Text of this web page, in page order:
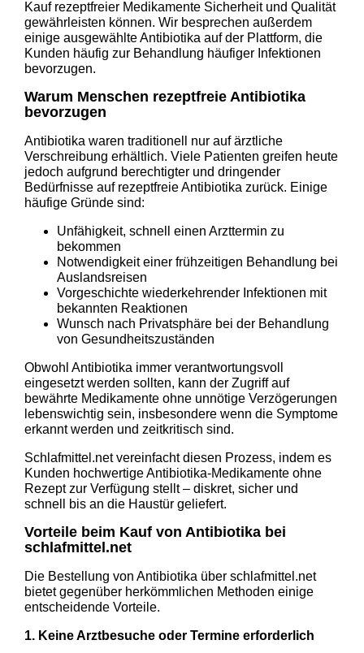
Kauf rezeptfreier Medikamente Sicherheit und Qualität
gewährleisten können. Wir besprechen außerdem
einige ausgewählte Antibiotika auf der Plattform, die
Kunden häufig zur Behandlung häufiger Infektionen
bevorzugen.
Warum Menschen rezeptfreie Antibiotika
bevorzugen
Antibiotika waren traditionell nur auf ärztliche
Verschreibung erhältlich. Viele Patienten greifen heute
jedoch aufgrund berechtigter und dringender
Bedürfnisse auf rezeptfreie Antibiotika zurück. Einige
häufige Gründe sind:
Unfähigkeit, schnell einen Arzttermin zu
bekommen
Notwendigkeit einer frühzeitigen Behandlung bei
Auslandsreisen
Vorgeschichte wiederkehrender Infektionen mit
bekannten Reaktionen
Wunsch nach Privatsphäre bei der Behandlung
von Gesundheitszuständen
Obwohl Antibiotika immer verantwortungsvoll
eingesetzt werden sollten, kann der Zugriff auf
bewährte Medikamente ohne unnötige Verzögerungen
lebenswichtig sein, insbesondere wenn die Symptome
erkannt werden und zeitkritisch sind.
Schlafmittel.net vereinfacht diesen Prozess, indem es
Kunden hochwertige Antibiotika-Medikamente ohne
Rezept zur Verfügung stellt – diskret, sicher und
schnell bis an die Haustür geliefert.
Vorteile beim Kauf von Antibiotika bei
schlafmittel.net
Die Bestellung von Antibiotika über schlafmittel.net
bietet gegenüber herkömmlichen Methoden einige
entscheidende Vorteile.
1. Keine Arztbesuche oder Termine erforderlich